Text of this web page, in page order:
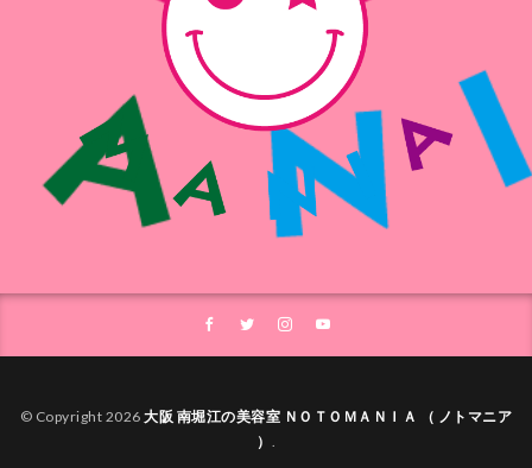
© Copyright 2026大阪 南堀江の美容室 ＮＯＴＯＭＡＮＩＡ （ ノトマニア
） .